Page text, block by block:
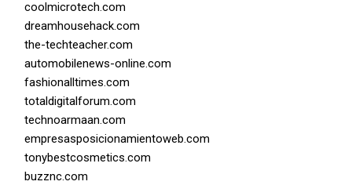
coolmicrotech.com
dreamhousehack.com
the-techteacher.com
automobilenews-online.com
fashionalltimes.com
totaldigitalforum.com
technoarmaan.com
empresasposicionamientoweb.com
tonybestcosmetics.com
buzznc.com